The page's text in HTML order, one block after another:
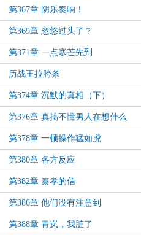
第367章 阴乐奏响！
第369章 忽悠过头了？
第371章 一点寒芒先到
历战王拉胯条
第374章 沉默的真相（下）
第376章 真搞不懂男人在想什么
第378章 一顿操作猛如虎
第380章 各方反应
第382章 秦孝的信
第386章 他们没有注意到
第388章 青岚，我脏了